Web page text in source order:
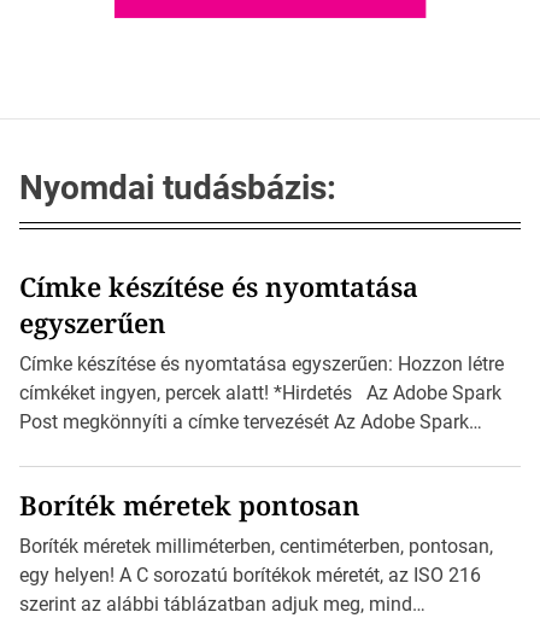
Nyomdai tudásbázis:
Címke készítése és nyomtatása
egyszerűen
Címke készítése és nyomtatása egyszerűen: Hozzon létre
címkéket ingyen, percek alatt! *Hirdetés Az Adobe Spark
Post megkönnyíti a címke tervezését Az Adobe Spark
igazán foroghatnak a kreatív fogaskerekek, miközben
zajlik a saját címke készítése. Hogyan készítsünk címkét?
Válasszon méretet és alakot: Válassza ki a kívánt címke
méretét. Akár néhány […]
Boríték méretek pontosan
Boríték méretek milliméterben, centiméterben, pontosan,
egy helyen! A C sorozatú borítékok méretét, az ISO 216
szerint az alábbi táblázatban adjuk meg, mind